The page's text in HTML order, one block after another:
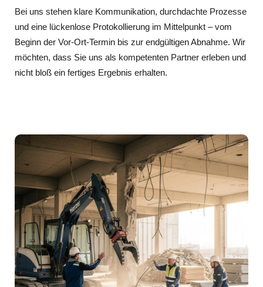
Bei uns stehen klare Kommunikation, durchdachte Prozesse
und eine lückenlose Protokollierung im Mittelpunkt – vom
Beginn der Vor-Ort-Termin bis zur endgültigen Abnahme. Wir
möchten, dass Sie uns als kompetenten Partner erleben und
nicht bloß ein fertiges Ergebnis erhalten.